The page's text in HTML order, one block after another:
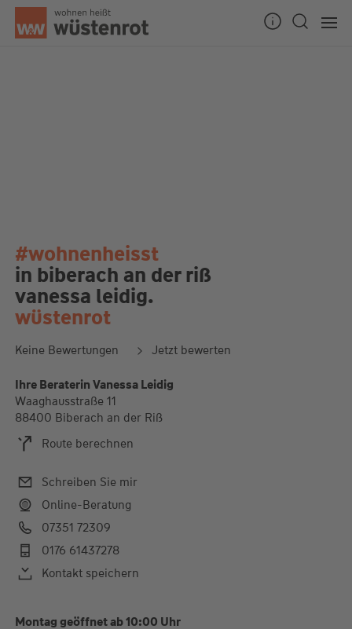
#wohnenheisst
in biberach an der riß
vanessa leidig.
wüstenrot
Keine Bewertungen Jetzt bewerten
Ihre Beraterin Vanessa Leidig
Waaghausstraße 11
88400 Biberach an der Riß
Route berechnen
Schreiben Sie mir
Online-Beratung
07351 72309
0176 61437278
Kontakt speichern
Montag geöffnet ab 10:00 Uhr